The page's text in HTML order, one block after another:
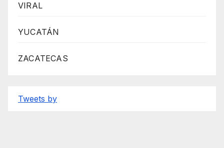
VIRAL
YUCATÁN
ZACATECAS
Tweets by